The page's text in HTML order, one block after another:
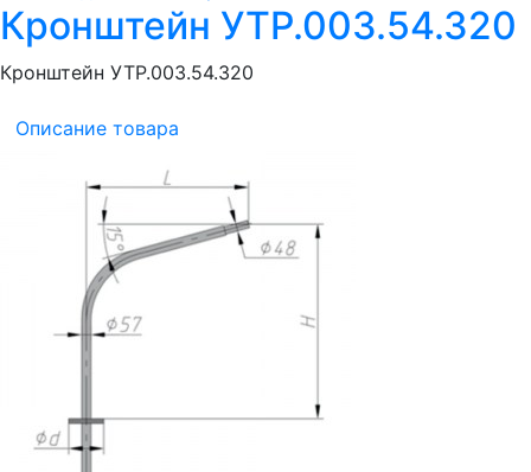
Кронштейн УТР.003.54.320
Кронштейн УТР.003.54.320
Описание товара